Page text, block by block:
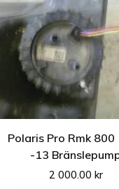
Polaris Pro Rmk 800
-13
2 000.00 kr